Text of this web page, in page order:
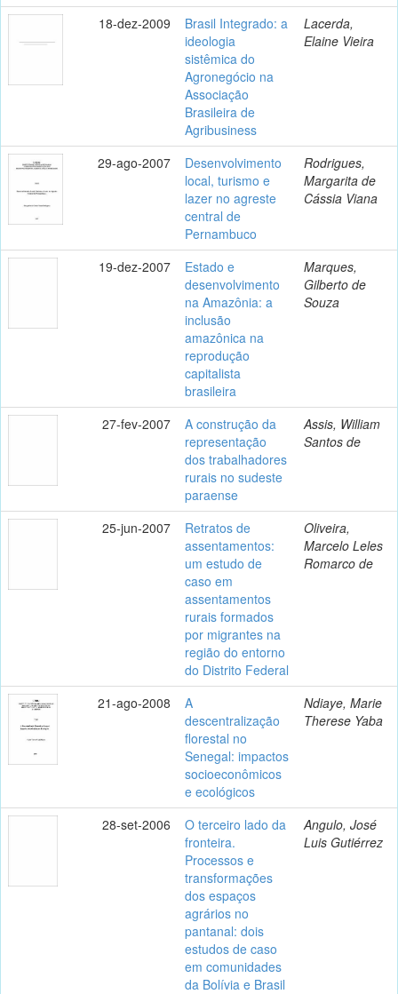
18-dez-2009
Brasil Integrado: a
ideologia
sistêmica do
Agronegócio na
Associação
Brasileira de
Agribusiness
Lacerda,
Elaine Vieira
29-ago-2007
Desenvolvimento
local, turismo e
lazer no agreste
central de
Pernambuco
Rodrigues,
Margarita de
Cássia Viana
19-dez-2007
Estado e
desenvolvimento
na Amazônia: a
inclusão
amazônica na
reprodução
capitalista
brasileira
Marques,
Gilberto de
Souza
27-fev-2007
A construção da
representação
dos trabalhadores
rurais no sudeste
paraense
Assis, William
Santos de
25-jun-2007
Retratos de
assentamentos:
um estudo de
caso em
assentamentos
rurais formados
por migrantes na
região do entorno
do Distrito Federal
Oliveira,
Marcelo Leles
Romarco de
21-ago-2008
A
descentralização
florestal no
Senegal: impactos
socioeconômicos
e ecológicos
Ndiaye, Marie
Therese Yaba
28-set-2006
O terceiro lado da
fronteira.
Processos e
transformações
dos espaços
agrários no
pantanal: dois
estudos de caso
em comunidades
da Bolívia e Brasil
Angulo, José
Luis Gutiérrez